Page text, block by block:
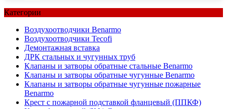
Категории
Воздухоотводчики Benarmo
Воздухоотводчики Tecofi
Демонтажная вставка
ДРК стальных и чугунных труб
Клапаны и затворы обратные стальные Benarmo
Клапаны и затворы обратные чугунные Benarmo
Клапаны и затворы обратные чугунные пожарные
Benarmo
Крест с пожарной подставкой фланцевый (ППКФ)